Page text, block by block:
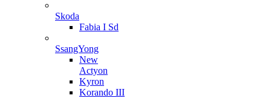
Skoda
Fabia I Sd
SsangYong
New
Actyon
Kyron
Korando III